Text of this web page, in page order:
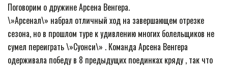
Поговорим о дружине Арсена Венгера.
\»Арсенал\» набрал отличный ход на завершающем отрезке
сезона, но в прошлом туре к удивлению многих болельщиков не
сумел переиграть \»Суонси\» . Команда Арсена Венгера
одерживала победу в 8 предыдущих поединках кряду , так что